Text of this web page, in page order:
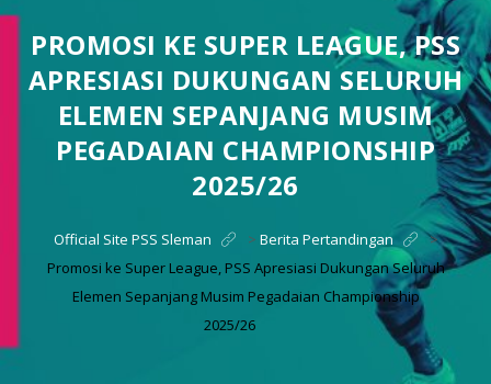
PROMOSI KE SUPER LEAGUE, PSS
APRESIASI DUKUNGAN SELURUH
ELEMEN SEPANJANG MUSIM
PEGADAIAN CHAMPIONSHIP
2025/26
Official Site PSS Sleman > Berita Pertandingan
>
Promosi ke Super League, PSS Apresiasi Dukungan Seluruh
Elemen Sepanjang Musim Pegadaian Championship
2025/26